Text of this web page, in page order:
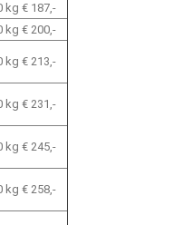
kg € 187,-
kg € 200,-
kg € 213,-
kg € 231,-
kg € 245,-
kg € 258,-